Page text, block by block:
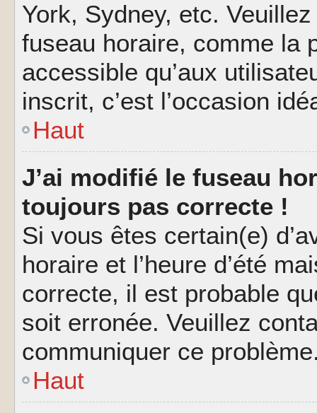
York, Sydney, etc.
fuseau horaire, comme la
accessible qu’aux
inscrit, c’est l’occasion
Haut
J’ai modifié le fuseau
toujours pas correcte !
Si vous êtes certain(e)
horaire et l’heure d’été
correcte, il est probable
soit erronée. Veuillez
communiquer ce
Haut